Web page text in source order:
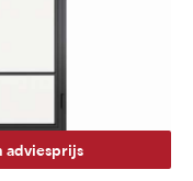
adviesprijs